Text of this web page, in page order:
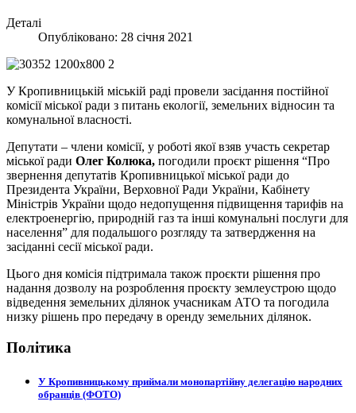
Деталі
Опубліковано: 28 січня 2021
У Кропивницькій міській раді провели засідання постійної
комісії міської ради з питань екології, земельних відносин та
комунальної власності.
Депутати – члени комісії, у роботі якої взяв участь секретар
міської ради Олег Колюка, погодили проєкт рішення “Про
звернення депутатів Кропивницької міської ради до
Президента України, Верховної Ради України, Кабінету
Міністрів України щодо недопущення підвищення тарифів на
електроенергію, природній газ та інші комунальні послуги для
населення” для подальшого розгляду та затвердження на
засіданні сесії міської ради.
Цього дня комісія підтримала також проєкти рішення про
надання дозволу на розроблення проєкту землеустрою щодо
відведення земельних ділянок учасникам АТО та погодила
низку рішень про передачу в оренду земельних ділянок.
Політика
У Кропивницькому приймали монопартійну делегацію народних
обранців (ФОТО)